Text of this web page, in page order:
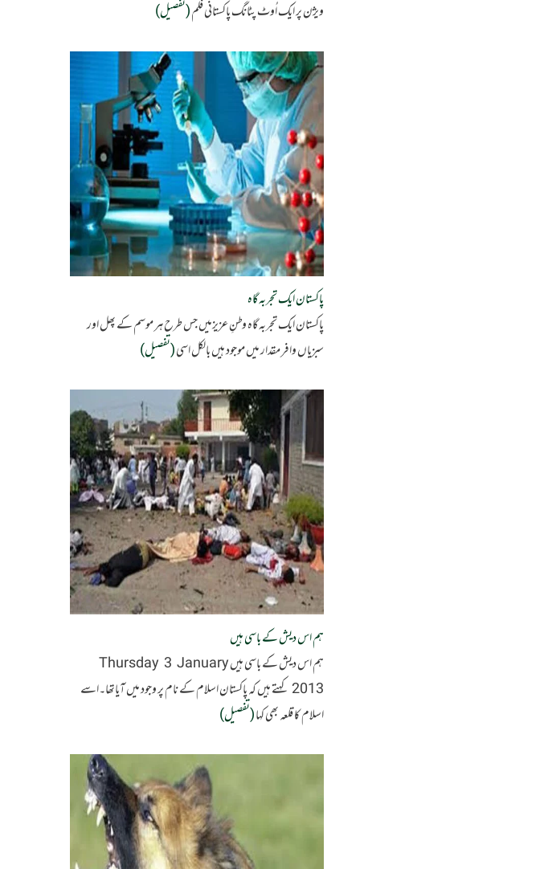
ویژن پر ایک اُوٹ پٹانگ پاکستانی فلم(تفصیل)
پاکستان ایک تجربہ گاہ
پاکستان ایک تجربہ گاہ وطنِ عزیزمیں جس طرح ہر موسم کے پھل اور
سبزیاں وافر مقدار میں موجود ہیں بالکل اسی(تفصیل)
ہم اس دیش کے باسی ہیں
ہم اس دیش کے باسی ہیں Thursday 3 January
2013 کہتے ہیں کہ پاکستان اسلام کے نام پر وجود میں آیاتھا۔اسے
اسلام کا قلعہ بھی کہا(تفصیل)